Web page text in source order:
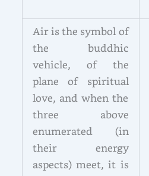
Air is the symbol of
the buddhic
vehicle, of the
plane of spiritual
love, and when the
three above
enumerated (in
their energy
aspects) meet, it is